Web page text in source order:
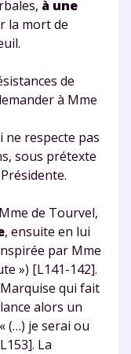
à une
la mort de
de
à Mme
ne respecte pas
sous prétexte
de Tourvel,
, ensuite en lui
par Mme
») [L141-142].
qui fait
alors un
(…) je serai ou
La